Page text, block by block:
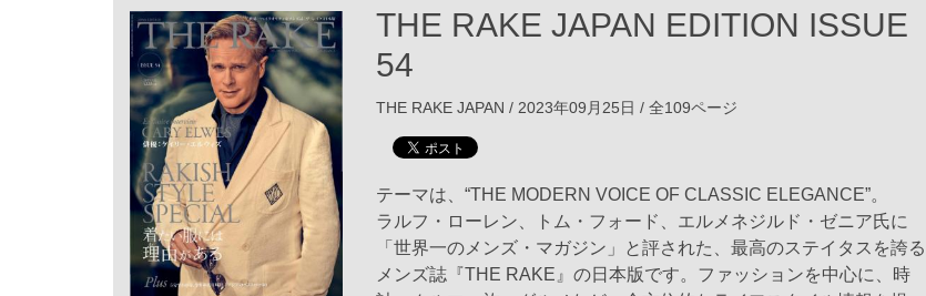
THE RAKE JAPAN EDITION ISSUE
54
THE RAKE JAPAN / 2023年09月25日 / 全109ページ
テーマは、“THE MODERN VOICE OF CLASSIC ELEGANCE”。
ラルフ・ローレン、トム・フォード、エルメネジルド・ゼニア氏に
「世界一のメンズ・マガジン」と評された、最高のステイタスを誇る
メンズ誌『THE RAKE』の日本版です。ファッションを中心に、時